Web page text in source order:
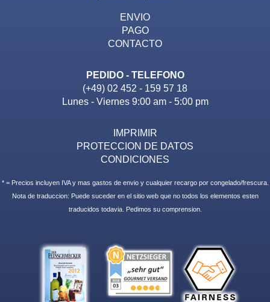
ENVIO
PAGO
CONTACTO
PEDIDO - TELEFONO
(+49) 02 452 - 159 57 18
Lunes - Viernes 9:00 am - 5:00 pm
IMPRIMIR
PROTECCION DE DATOS
CONDICIONES
* = Precios incluyen IVA y mas gastos de envio y cualquier recargo por congelado/frescura.
Nota de traduccion: Puede suceder en el sitio web que no todos los elementos esten
traducidos todavia. Pedimos su comprension.